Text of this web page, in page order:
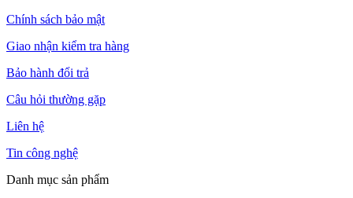
Chính sách bảo mật
Giao nhận kiểm tra hàng
Bảo hành đổi trả
Câu hỏi thường gặp
Liên hệ
Tin công nghệ
Danh mục sản phẩm